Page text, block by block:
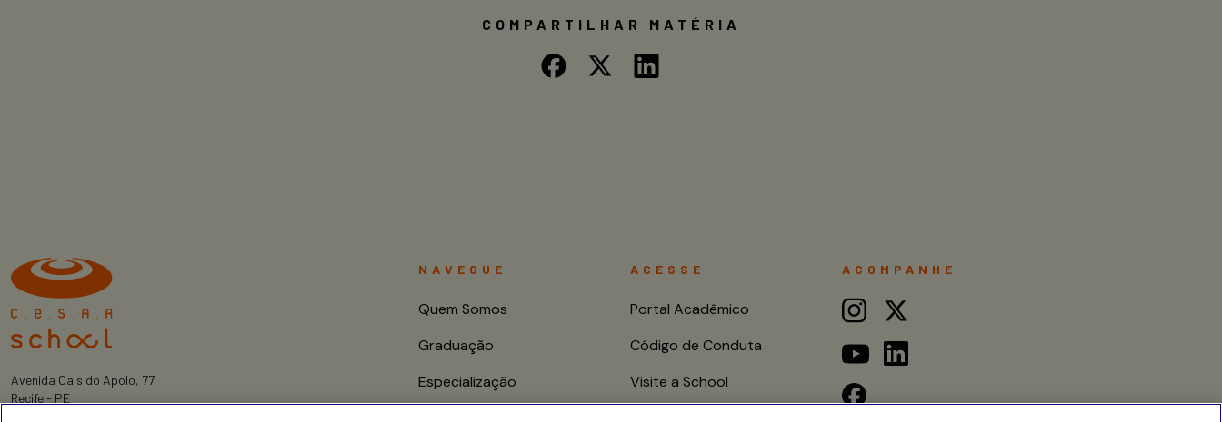
COMPARTILHAR MATÉRIA
Avenida Cais do Apolo, 77
Recife - PE
NAVEGUE
Quem Somos
Graduação
Especialização
ACESSE
Portal Acadêmico
Código de Conduta
Visite a School
ACOMPANHE